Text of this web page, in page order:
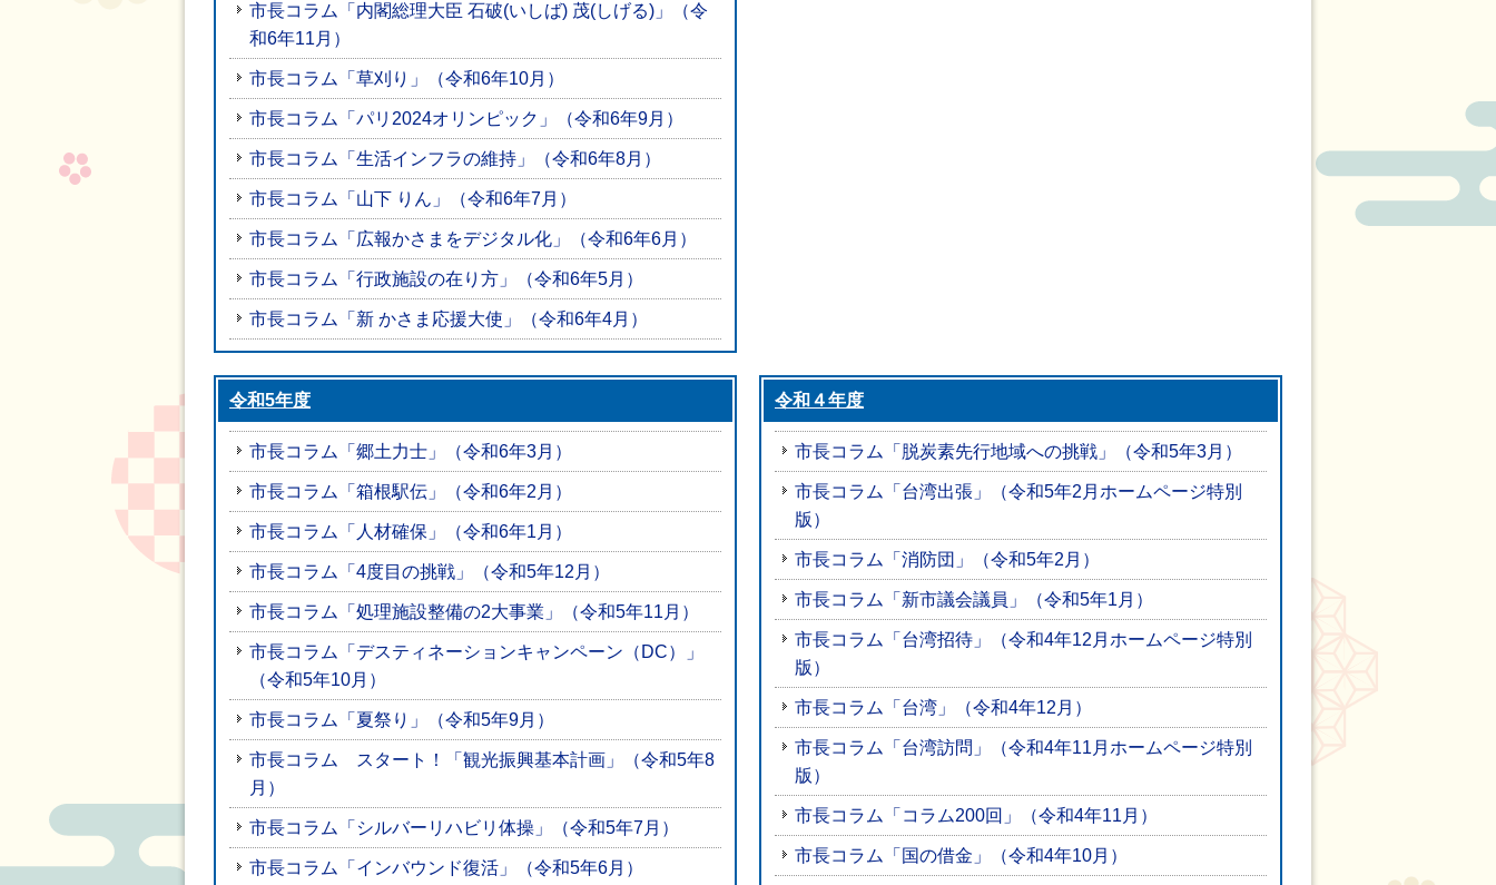
市長コラム「内閣総理大臣 石破(いしば) 茂(しげる)」（令
和6年11月）
市長コラム「草刈り」（令和6年10月）
市長コラム「パリ2024オリンピック」（令和6年9月）
市長コラム「生活インフラの維持」（令和6年8月）
市長コラム「山下 りん」（令和6年7月）
市長コラム「広報かさまをデジタル化」（令和6年6月）
市長コラム「行政施設の在り方」（令和6年5月）
市長コラム「新 かさま応援大使」（令和6年4月）
令和5年度
市長コラム「郷土力士」（令和6年3月）
市長コラム「箱根駅伝」（令和6年2月）
市長コラム「人材確保」（令和6年1月）
市長コラム「4度目の挑戦」（令和5年12月）
市長コラム「処理施設整備の2大事業」（令和5年11月）
市長コラム「デスティネーションキャンペーン（DC）」
（令和5年10月）
市長コラム「夏祭り」（令和5年9月）
市長コラム スタート！「観光振興基本計画」（令和5年8
月）
市長コラム「シルバーリハビリ体操」（令和5年7月）
市長コラム「インバウンド復活」（令和5年6月）
令和４年度
市長コラム「脱炭素先行地域への挑戦」（令和5年3月）
市長コラム「台湾出張」（令和5年2月ホームページ特別
版）
市長コラム「消防団」（令和5年2月）
市長コラム「新市議会議員」（令和5年1月）
市長コラム「台湾招待」（令和4年12月ホームページ特別
版）
市長コラム「台湾」（令和4年12月）
市長コラム「台湾訪問」（令和4年11月ホームページ特別
版）
市長コラム「コラム200回」（令和4年11月）
市長コラム「国の借金」（令和4年10月）